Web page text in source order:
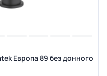
Европа 89 без донного